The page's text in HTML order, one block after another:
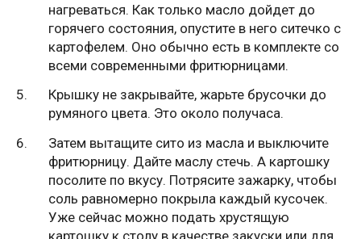
нагреваться. Как только масло дойдет до
горячего состояния, опустите в него ситечко с
картофелем. Оно обычно есть в комплекте со
всеми современными фритюрницами.
Крышку не закрывайте, жарьте брусочки до
румяного цвета. Это около получаса.
Затем вытащите сито из масла и выключите
фритюрницу. Дайте маслу стечь. А картошку
посолите по вкусу. Потрясите зажарку, чтобы
соль равномерно покрыла каждый кусочек.
Уже сейчас можно подать хрустящую
картошку к столу в качестве закуски или для